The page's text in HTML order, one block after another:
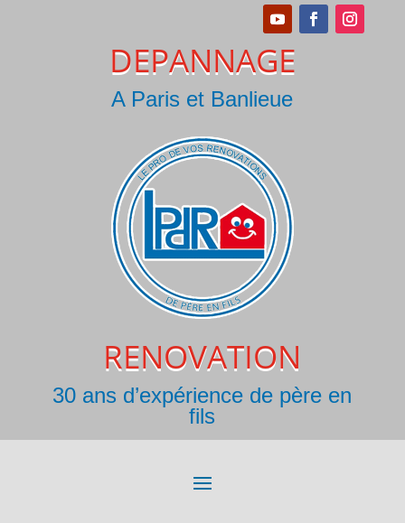
DEPANNAGE
A Paris et Banlieue
RENOVATION
30 ans d’expérience de père en
fils